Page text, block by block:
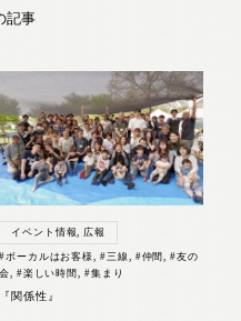
記事
イベント情報, 広報
#ボーカルはお客様,#三線 , #仲間,#友の
会, #楽しい時間,#集まり
『関係性』